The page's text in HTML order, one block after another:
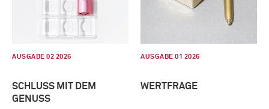
AUSGABE 02 2026
SCHLUSS MIT DEM
GENUSS
AUSGABE 01 2026
WERTFRAGE